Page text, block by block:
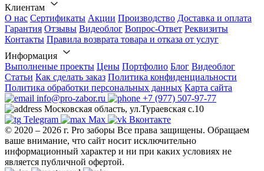
Клиентам
О нас Сертификаты Акции Производство Доставка и оплата
Гарантия Отзывы Видеоблог Вопрос-Ответ Реквизиты
Контакты Правила возврата товара и отказа от услуг
Информация
Выполненые проекты Цены Портфолио Блог Видеоблог
Статьи Как сделать заказ Политика конфиденциальности
Политика обработки персональных данных Карта сайта
info@pro-zabor.ru
+7 (977) 507-97-77
Московская область, ул.Тураевская с.10
Telegram
Max
Вконтакте
© 2020 – 2026 г. Pro заборы Все права защищены. Обращаем
ваше внимание, что сайт носит исключительно
информационный характер и ни при каких условиях не
является публичной офертой.